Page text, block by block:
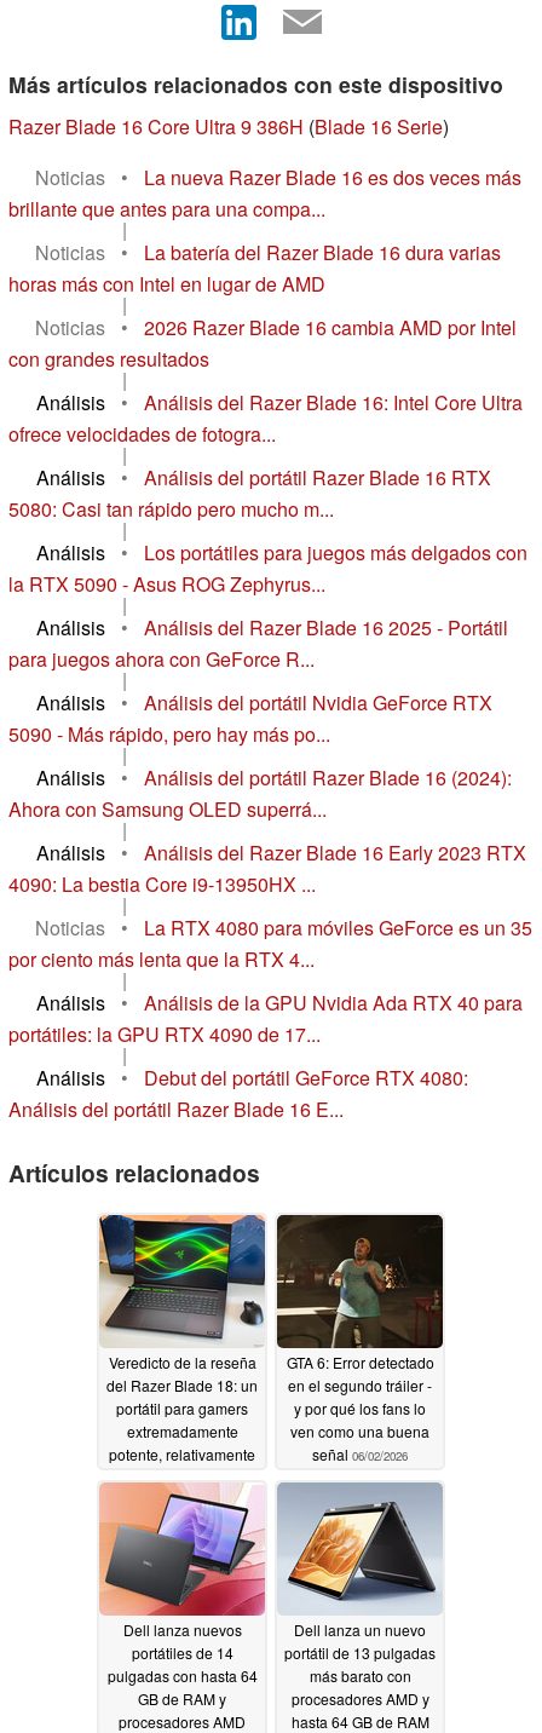
Más artículos relacionados con este dispositivo
Razer Blade 16 Core Ultra 9 386H (Blade 16 Serie)
Noticias
•
La nueva Razer Blade 16 es dos veces más
brillante que antes para una compa...
|
Noticias
•
La batería del Razer Blade 16 dura varias
horas más con Intel en lugar de AMD
|
Noticias
•
2026 Razer Blade 16 cambia AMD por Intel
con grandes resultados
|
Análisis
•
Análisis del Razer Blade 16: Intel Core Ultra
ofrece velocidades de fotogra...
|
Análisis
•
Análisis del portátil Razer Blade 16 RTX
5080: Casi tan rápido pero mucho m...
|
Análisis
•
Los portátiles para juegos más delgados con
la RTX 5090 - Asus ROG Zephyrus...
|
Análisis
•
Análisis del Razer Blade 16 2025 - Portátil
para juegos ahora con GeForce R...
|
Análisis
•
Análisis del portátil Nvidia GeForce RTX
5090 - Más rápido, pero hay más po...
|
Análisis
•
Análisis del portátil Razer Blade 16 (2024):
Ahora con Samsung OLED superrá...
|
Análisis
•
Análisis del Razer Blade 16 Early 2023 RTX
4090: La bestia Core i9-13950HX ...
|
Noticias
•
La RTX 4080 para móviles GeForce es un 35
por ciento más lenta que la RTX 4...
|
Análisis
•
Análisis de la GPU Nvidia Ada RTX 40 para
portátiles: la GPU RTX 4090 de 17...
|
Análisis
•
Debut del portátil GeForce RTX 4080:
Análisis del portátil Razer Blade 16 E...
Artículos relacionados
Veredicto de la reseña
del Razer Blade 18: un
portátil para gamers
extremadamente
potente, relativamente
07/22/2026
GTA 6: Error detectado
en el segundo tráiler -
y por qué los fans lo
ven como una buena
señal 06/02/2026
Dell lanza nuevos
portátiles de 14
pulgadas con hasta 64
GB de RAM y
procesadores AMD
Dell lanza un nuevo
portátil de 13 pulgadas
más barato con
procesadores AMD y
hasta 64 GB de RAM